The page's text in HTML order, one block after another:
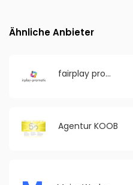
Ähnliche Anbieter
fairplay promotion
Agentur KOOB